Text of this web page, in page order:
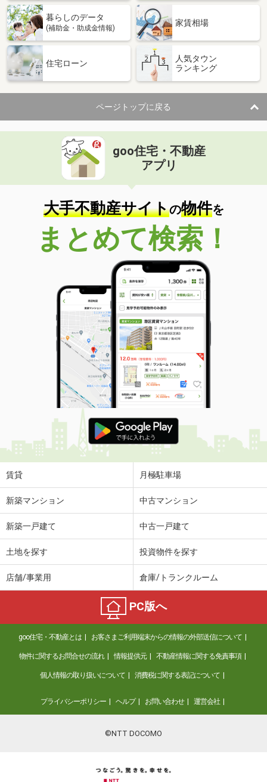
山口県下関市長府侍町２丁目
物件種別
貸店舗・事務所
使用面積 270m²
山口県下関市清末千房２丁目
価 格
19.80万円
物件種別 貸事務所
使用面積 132.61m²
山口県下関市稗田西町
価 格
山口県下関市稗田西町
物件種別
貸店舗・事務所
使用面積 121.92m²
山口県下関市秋根本町２丁目
15.50万円
山口県下関市秋根本町２丁目
物件種別 貸店舗・事務所
使用面積
57.45m²
山口県下関市秋根本町２丁目
価 格
11万円
住 所
山口県下関市秋根本町２丁目
物件種別 貸店舗・事務所
使用面積
35.39m²
山口県下関市豊前田町２丁目
価 格
11万円
貸店舗（建物一部）
山口県下関市稗田西町
価 格
10万円
山口県下関市稗田西町
物件種別 貸店舗・事務所
山口県宇部市開６丁目
住 所
山口県宇部市開６丁目
物件種別
貸その他
山口県下関市一の宮町２丁目
暮らしのデータ
(補助金・助成金情報)
家賃相場
住宅ローン
人気タウン
ランキング
ページトップに戻る
goo住宅・不動産
アプリ
大手不動産サイトの物件を
まとめて検索！
賃貸 月極駐車場
新築マンション 中古マンション
新築一戸建て 中古一戸建て
土地を探す 投資物件を探す
店舗/事業用 倉庫/トランクルーム
PC版へ
goo住宅・不動産とは お客さまご利用端末からの情報の外部送信について
物件に関するお問合せの流れ 情報提供元 不動産情報に関する免責事項
個人情報の取り扱いについて 消費税に関する表記について
プライバシーポリシー ヘルプ お問い合わせ 運営会社
©NTT DOCOMO